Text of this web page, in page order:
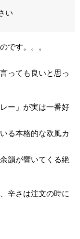
い
です。。。
っても良いと思っ
ー」が実は一番好
る本格的な欧風カ
韻が響いてくる絶
辛さは注文の時に